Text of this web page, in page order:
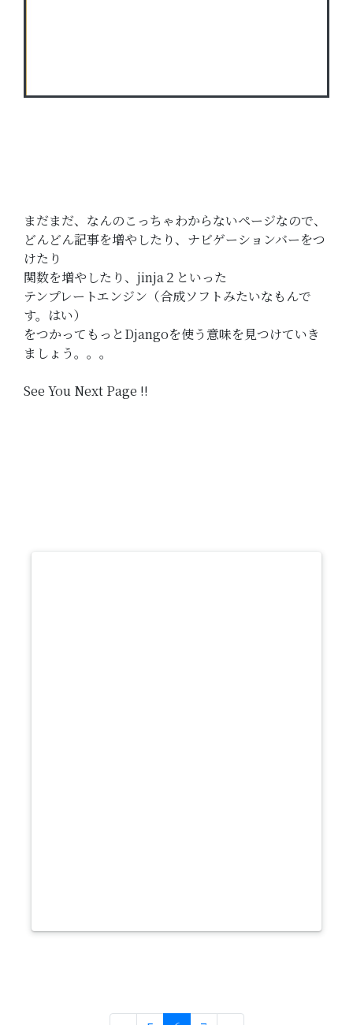
まだまだ、なんのこっちゃわからないページなので、
どんどん記事を増やしたり、ナビゲーションバーをつ
けたり
関数を増やしたり、jinja２といった
テンプレートエンジン（合成ソフトみたいなもんで
す。はい）
をつかってもっとDjangoを使う意味を見つけていき
ましょう。。。
See You Next Page !!